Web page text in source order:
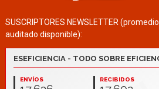
SUSCRIPTORES NEWSLETTER
auditado disponible):